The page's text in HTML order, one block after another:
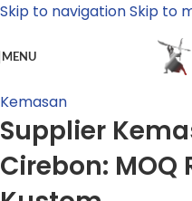
Skip to navigationSkip to
MENU
Kemasan
Supplier
Cirebon: MOQ